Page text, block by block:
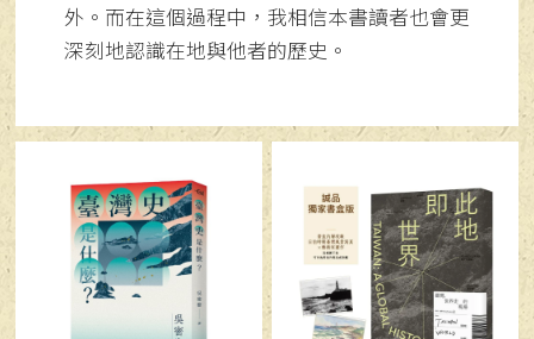
外。而在這個過程中，我相信本書讀者也會更
深刻地認識在地與他者的歷史。